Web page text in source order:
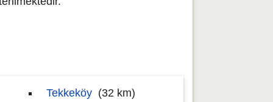
Tekkeköy (32 km)